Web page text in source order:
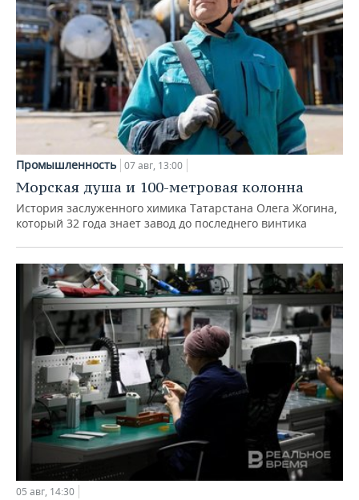
Промышленность 07 авг, 13:00
Морская душа и 100-метровая колонна
История заслуженного химика Татарстана Олега Жогина,
который 32 года знает завод до последнего винтика
05 авг, 14:30